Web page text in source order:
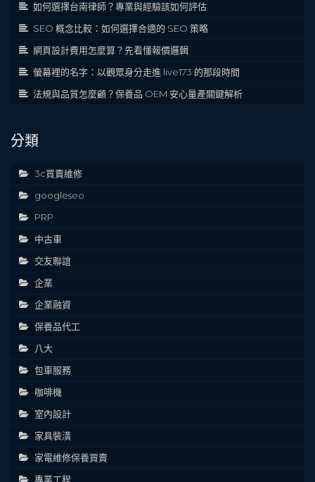
如何選擇台南律師？專業與經驗該如何評估
SEO 概念比較：如何選擇合適的 SEO 策略
網頁設計費用怎麼算？先看懂報價邏輯
螢幕裡的名字：以觀眾身分走進 live173 的那段時間
法規與品質怎麼顧？保養品 OEM 安心量產關鍵解析
分類
3c買賣維修
googleseo
PRP
中古車
交友聯誼
企業
企業融資
保養品代工
八大
包車服務
咖啡機
室內設計
家具裝潢
家電維修保養買賣
專業工程